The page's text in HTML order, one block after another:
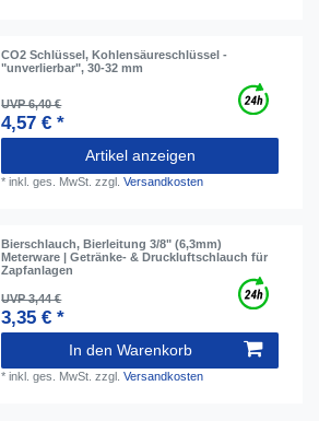
CO2 Schlüssel, Kohlensäureschlüssel -
"unverlierbar", 30-32 mm
UVP 6,40 €
4,57 € *
Artikel anzeigen
*inkl. ges. MwSt. zzgl.Versandkosten
Bierschlauch, Bierleitung 3/8" (6,3mm)
Meterware | Getränke- & Druckluftschlauch für
Zapfanlagen
UVP 3,44 €
3,35 € *
In den Warenkorb
*inkl. ges. MwSt. zzgl.Versandkosten